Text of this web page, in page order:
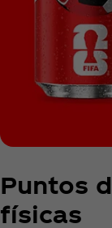
Puntos
físicas